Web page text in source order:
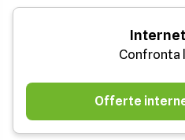
Confronta
Offerte